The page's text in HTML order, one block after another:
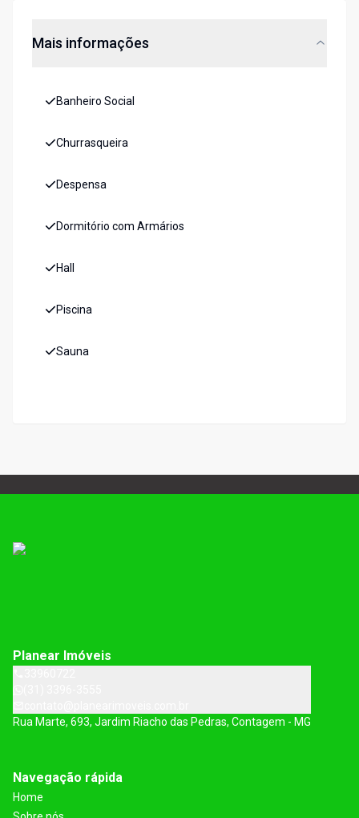
Mais informações
Banheiro Social
Churrasqueira
Despensa
Dormitório com Armários
Hall
Piscina
Sauna
Planear Imóveis
Rua Marte, 693, Jardim Riacho das Pedras, Contagem - MG
Navegação rápida
Home